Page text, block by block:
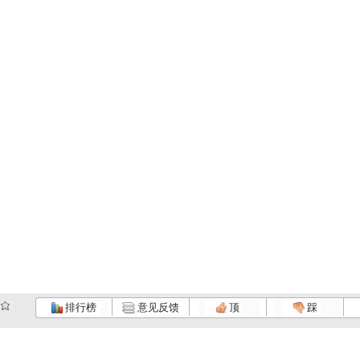
排行榜 意见反馈 顶 踩